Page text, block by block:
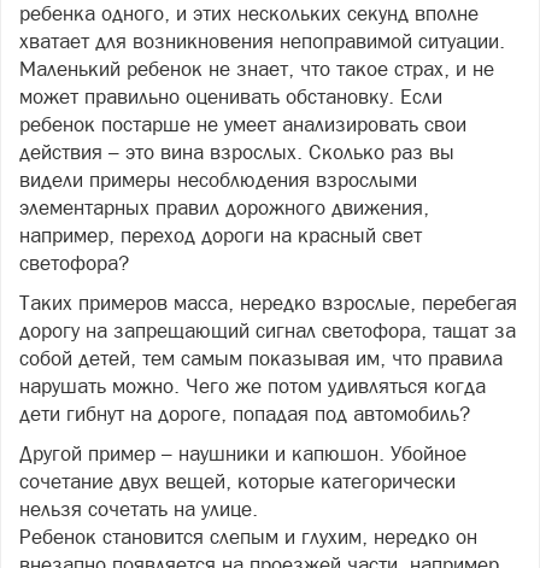
ребенка одного, и этих нескольких секунд вполне
хватает для возникновения непоправимой ситуации.
Маленький ребенок не знает, что такое страх, и не
может правильно оценивать обстановку. Если
ребенок постарше не умеет анализировать свои
действия – это вина взрослых. Сколько раз вы
видели примеры несоблюдения взрослыми
элементарных правил дорожного движения,
например, переход дороги на красный свет
светофора?
Таких примеров масса, нередко взрослые, перебегая
дорогу на запрещающий сигнал светофора, тащат за
собой детей, тем самым показывая им, что правила
нарушать можно. Чего же потом удивляться когда
дети гибнут на дороге, попадая под автомобиль?
Другой пример – наушники и капюшон. Убойное
сочетание двух вещей, которые категорически
нельзя сочетать на улице.
Ребенок становится слепым и глухим, нередко он